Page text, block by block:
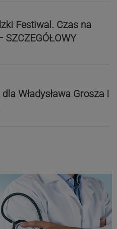
Festiwal. Czas na
SZCZEGÓŁOWY
Władysława Grosza i